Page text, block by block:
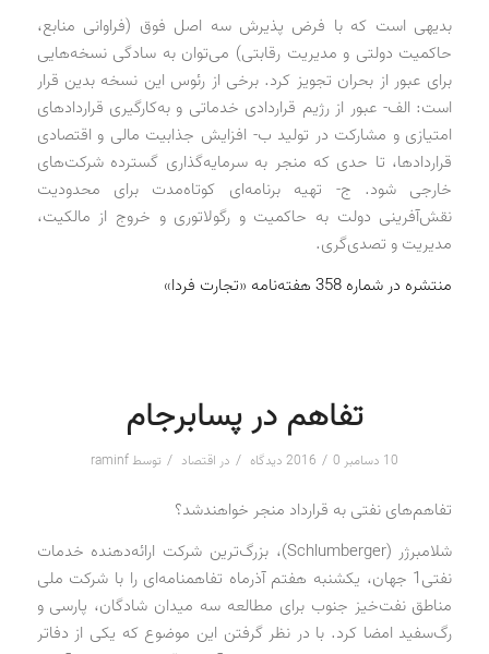
بدیهی است که با فرض پذیرش سه اصل فوق (فراوانی منابع،
حاکمیت دولتی و مدیریت رقابتی) می‌توان به سادگی نسخه‌هایی
برای عبور از بحران تجویز کرد. برخی از رئوس این نسخه بدین قرار
است: الف- عبور از رژیم قراردادی خدماتی و به‌کارگیری قراردادهای
امتیازی و مشارکت در تولید ب- افزایش جذابیت مالی و اقتصادی
قراردادها، تا حدی که منجر به سرمایه‌گذاری گسترده شرکت‌های
خارجی شود. ج- تهیه برنامه‌ای کوتاه‌مدت برای محدودیت
نقش‌آفرینی دولت به حاکمیت و رگولاتوری و خروج از مالکیت،
مدیریت و تصدی‌گری.
منتشره در شماره 358 هفته‌نامه «تجارت فردا»
تفاهم در پسابرجام
10 دسامبر 2016 / 0 دیدگاه / در اقتصاد / توسط raminf
تفاهم‌‌های نفتی به قرارداد منجر خواهندشد؟
شلامبرژر (Schlumberger)، بزرگ‌ترین شرکت ارائه‌دهنده خدمات
نفتی1 جهان، یکشنبه هفتم آذرماه تفاهمنامه‌ای را با شرکت ملی
مناطق نفت‌خیز جنوب برای مطالعه سه میدان شادگان، پارسی و
رگ‌سفید امضا کرد. با در نظر گرفتن این موضوع که یکی از دفاتر